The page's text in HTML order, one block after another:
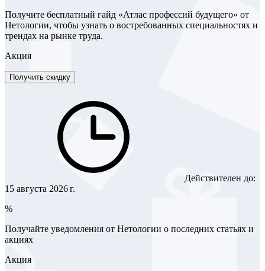
Получите бесплатный гайд «Атлас профессий будущего» от
Нетологии, чтобы узнать о востребованных специальностях и
трендах на рынке труда.
Акция
Получить скидку
Действителен до:
15 августа 2026 г.
%
Получайте уведомления от Нетологии о последних статьях и
акциях
Акция